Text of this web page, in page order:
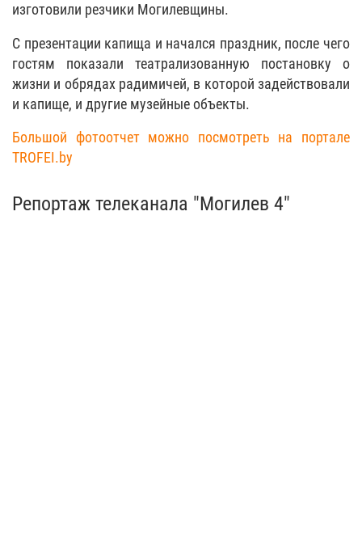
изготовили резчики Могилевщины.
С презентации капища и начался праздник, после чего
гостям показали театрализованную постановку о
жизни и обрядах радимичей, в которой задействовали
и капище, и другие музейные объекты.
Большой фотоотчет можно посмотреть на портале
TROFEI.by
Репортаж телеканала "Могилев 4"